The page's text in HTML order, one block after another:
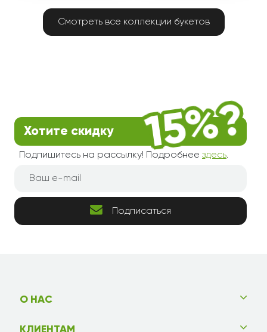
Смотреть все коллекции букетов
Хотите скидку
Подпишитесь на рассылку! Подробнее здесь.
Подписаться
О НАС
КЛИЕНТАМ